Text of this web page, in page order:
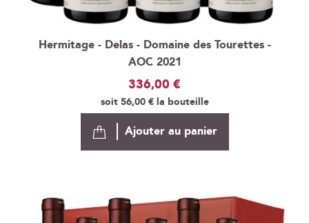
Hermitage - Delas - Domaine des Tourettes -
AOC 2021
336,00 €
soit56,00 €la bouteille
Ajouter au panier